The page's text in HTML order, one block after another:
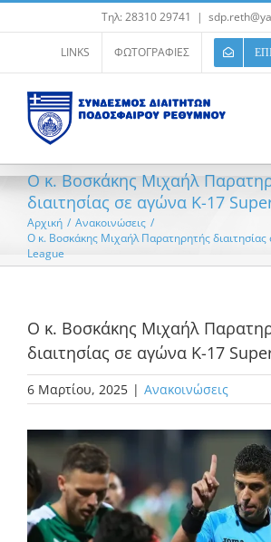
στο
περιεχόμενο
Τηλ: 28310 29741 |
LINKS ΦΩΤΟΓΡΑΦΙΕΣ
Ο κ. Βοσκάκης Μιχαήλ
διαιτησίας σε αγώνα K-17
Αρχική / Ανακοινώσεις /
Ο κ. Βοσκάκης Μιχαήλ Παρατηρητής
League
Ο κ. Βοσκάκης Μιχαήλ
διαιτησίας σε αγώνα K-17
6 Μαρτίου, 2025 | Ανακοινώσεις
Προβολή
μεγαλύτερης
εικόνας